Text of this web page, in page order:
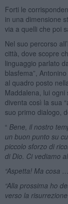
Forti le
in una dimensione
via a quelli che poi
Nel suo percorso
città, dove scopre
linguaggio parlato
blasfema”,
al quadro posto
Maddalena, lui
diventa così la sua
suo primo dialogo,
“ Bene, il nostro
un buon punto su
piccolo sforzo di
di Dio. Ci vediamo
“Aspetta! Ma cosa
“Alla prossima ho
verso la